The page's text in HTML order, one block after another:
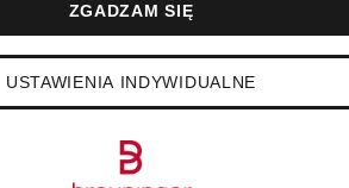
Torby
sportowe
USTAWIENIA INDYWIDUALNE
ZGADZAM SIĘ